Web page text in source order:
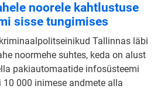
noorele kahtlustuse
sisse tungimises
Tallinnas läbi
noormehe suhtes, keda on alust
pakiautomaatide infosüsteemi
000 inimese andmete alla